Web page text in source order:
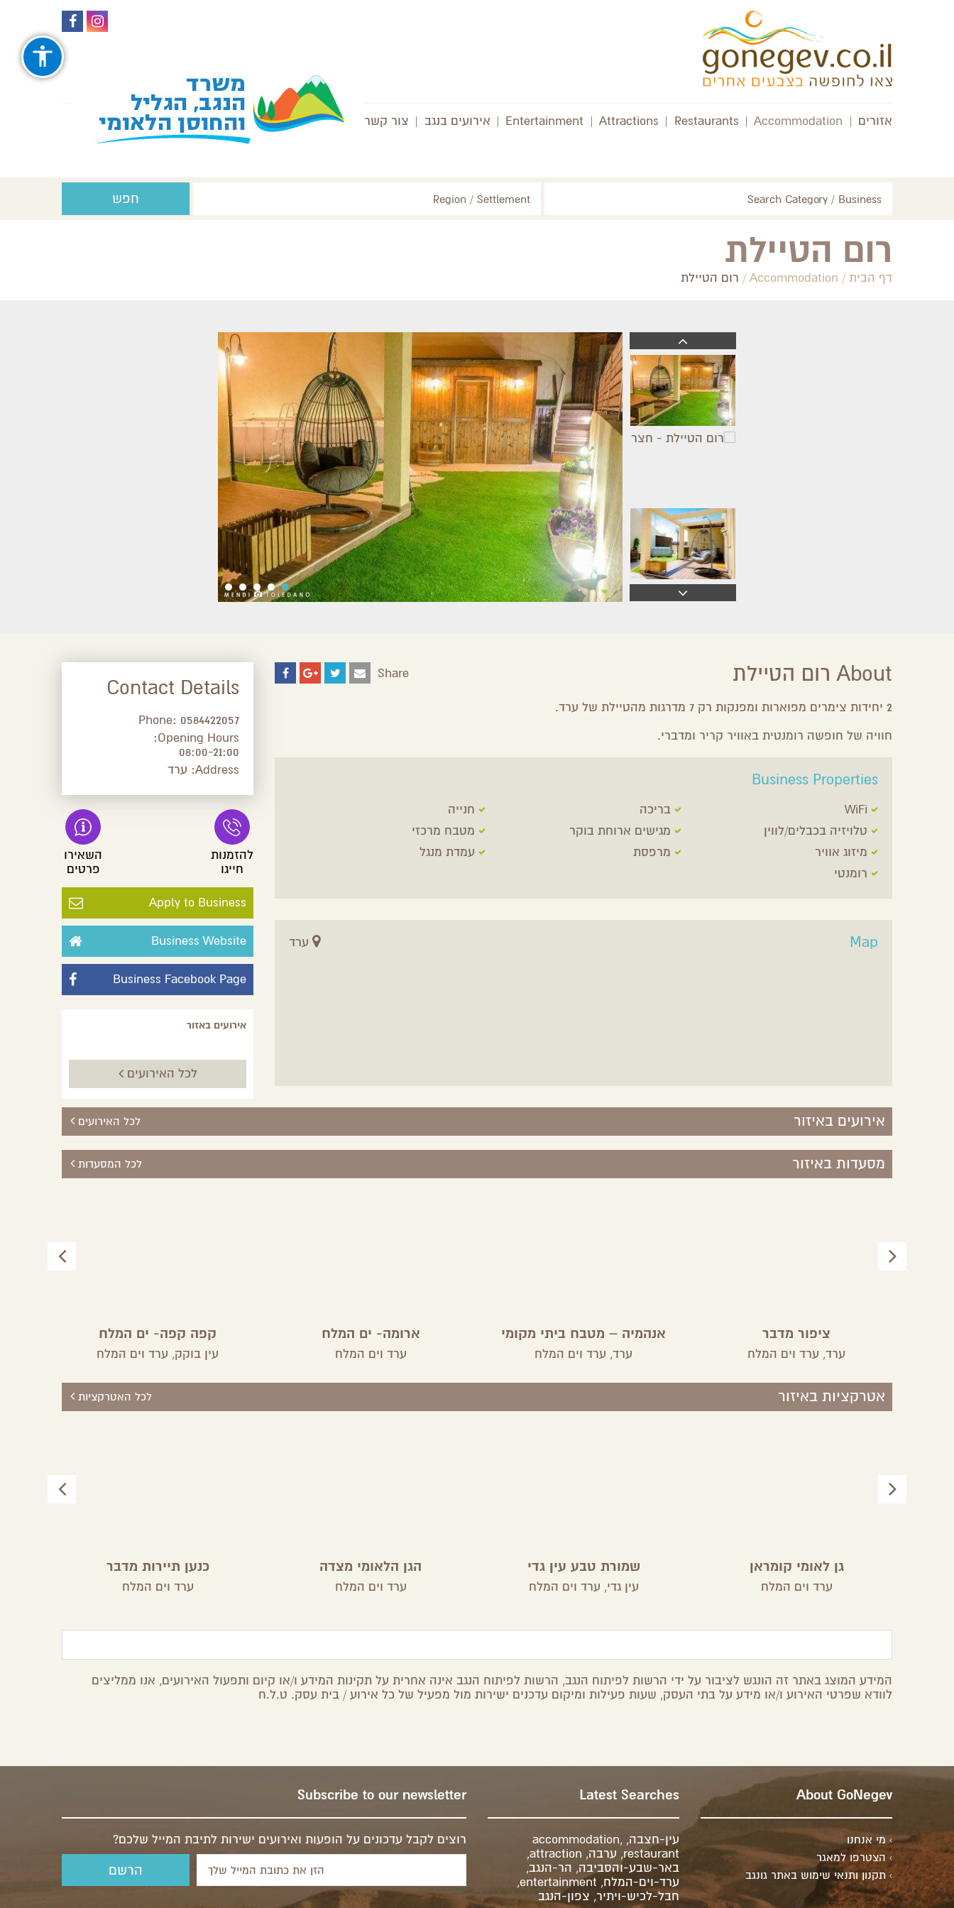
עקבו
אחרינו
ב-
Facebook
עקבו
Instagram
אזורים |
Accommodation
|
Restaurants
|
Attractions
|
Entertainment
| אירועים בנגב | צור קשר
Search Category / Business
Region / Settlement חפש
רום הטיילת
דף הבית /
Accommodation
/ רום הטיילת
Contact Details
Phone: 0584422057
Opening Hours:
08:00-21:00
Address: ערד
להזמנות
חייגו
השאירו
פרטים
Apply to Business
Business Website
Business Facebook Page
אירועים באזור
לכל האירועים
About רום הטיילת Share
2 יחידות צימרים מפוארות ומפנקות רק 7 מדרגות מהטיילת של ערד.
חוויה של חופשה רומנטית באוויר קריר ומדברי.
Business Properties
WiFi בריכה
חנייה
טלויזיה בכבלים/לווין
מגישים ארוחת בוקר
מטבח מרכזי
מיזוג אוויר
מרפסת
עמדת מנגל
רומנטי
Map ערד
אירועים באיזור לכל האירועים
מסעדות באיזור לכל המסעדות
ציפור מדבר
ערד, ערד וים המלח
אנהמיה – מטבח ביתי מקומי
ערד, ערד וים המלח
ארומה- ים המלח
ערד וים המלח
קפה קפה- ים המלח
עין בוקק, ערד וים המלח
אטרקציות באיזור לכל האטרקציות
גן לאומי קומראן
ערד וים המלח
שמורת טבע עין גדי
עין גדי, ערד וים המלח
הגן הלאומי מצדה
ערד וים המלח
כנען תיירות מדבר
ערד וים המלח
המידע המוצג באתר זה הונגש לציבור על ידי הרשות לפיתוח הנגב, הרשות לפיתוח הנגב אינה אחרית על תקינות המידע ו/או קיום ותפעול האירועים, אנו ממליצים
לוודא שפרטי האירוע ו/או מידע על בתי העסק, שעות פעילות ומיקום עדכנים ישירות מול מפעיל של כל אירוע / בית עסק. ט.ל.ח
About GoNegev
מי אנחנו
הצטרפו למאגר
תקנון ותנאי שימוש באתר גונגב
Latest Searches
עין-חצבה,
accommodation,
restaurant
, ערבה,
attraction
,
באר-שבע-והסביבה, הר-הנגב,
ערד-וים-המלח,
entertainment
,
חבל-לכיש-ויתיר, צפון-הנגב
Subscribe to our newsletter
רוצים לקבל עדכונים על הופעות ואירועים ישירות לתיבת המייל שלכם?